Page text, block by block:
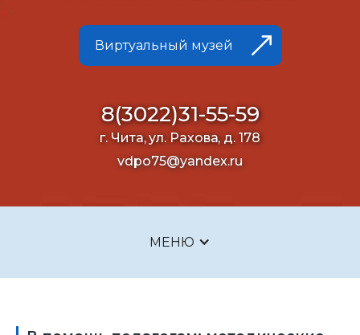
Виртуальный музей
8(3022)31-55-59
г. Чита, ул. Рахова, д. 178
vdpo75@yandex.ru
МЕНЮ